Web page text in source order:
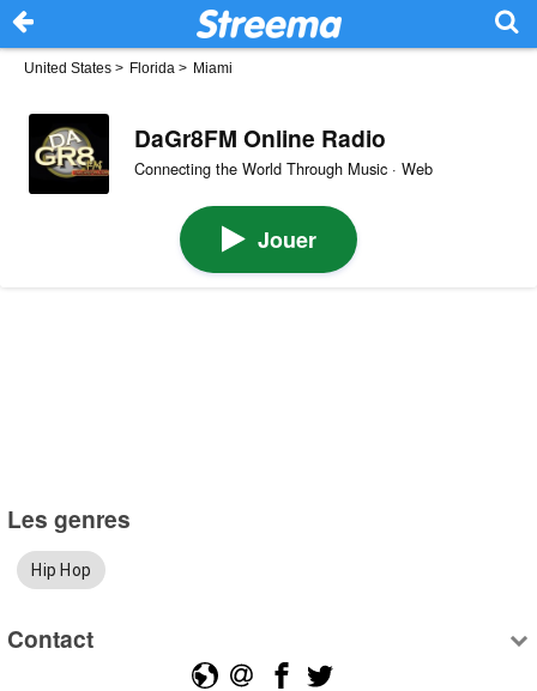
United States > Florida > Miami
DaGr8FM Online Radio
Connecting the World Through Music · Web
Jouer
Les genres
Hip Hop
Contact